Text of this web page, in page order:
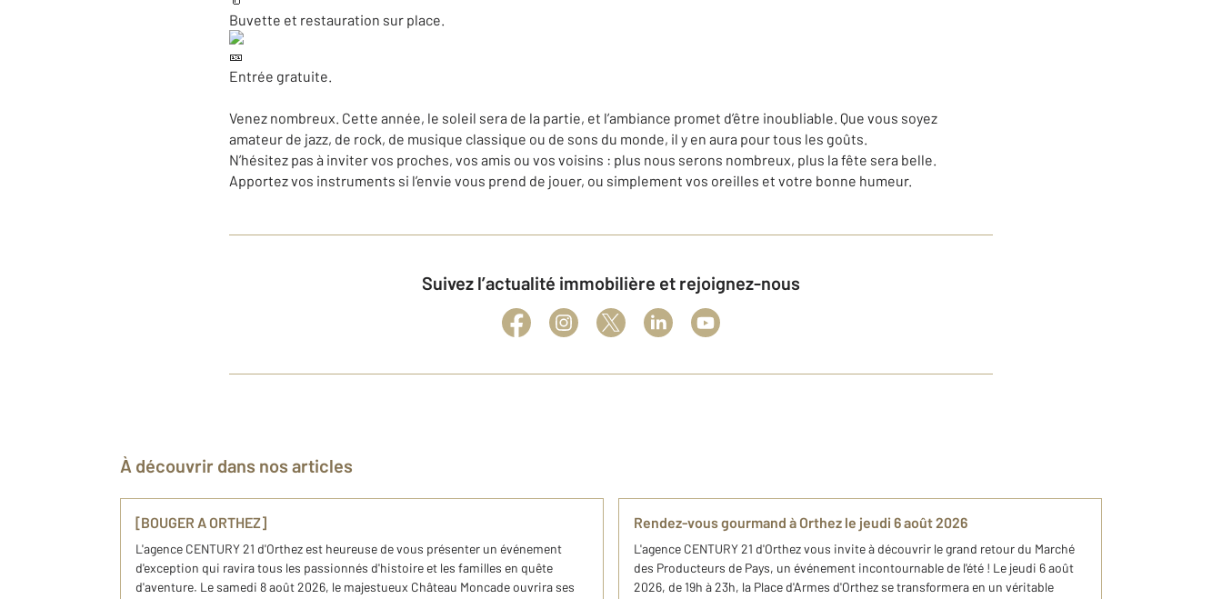
Buvette et restauration sur place.
Entrée gratuite.
Venez nombreux. Cette année, le soleil sera de la partie, et l’ambiance promet d’être inoubliable. Que vous soyez
amateur de jazz, de rock, de musique classique ou de sons du monde, il y en aura pour tous les goûts.
N’hésitez pas à inviter vos proches, vos amis ou vos voisins : plus nous serons nombreux, plus la fête sera belle.
Apportez vos instruments si l’envie vous prend de jouer, ou simplement vos oreilles et votre bonne humeur.
Suivez l’actualité immobilière et rejoignez-nous
À découvrir dans nos articles
[BOUGER A ORTHEZ]
L'agence CENTURY 21 d'Orthez est heureuse de vous présenter un événement
d'exception qui ravira tous les passionnés d'histoire et les familles en quête
d'aventure. Le samedi 8 août 2026, le majestueux Château Moncade ouvrira ses
Rendez-vous gourmand à Orthez le jeudi 6 août 2026
L'agence CENTURY 21 d'Orthez vous invite à découvrir le grand retour du Marché
des Producteurs de Pays, un événement incontournable de l'été ! Le jeudi 6 août
2026, de 19h à 23h, la Place d'Armes d'Orthez se transformera en un véritable